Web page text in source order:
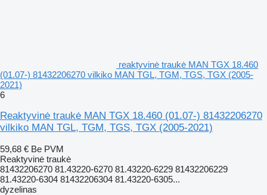
reaktyvinė traukė MAN TGX 18.460
(01.07-) 81432206270 vilkiko MAN TGL, TGM, TGS, TGX (2005-
2021)
6
Reaktyvinė traukė MAN TGX 18.460 (01.07-) 81432206270
vilkiko MAN TGL, TGM, TGS, TGX (2005-2021)
59,68 € Be PVM
Reaktyvinė traukė
81432206270 81.43220-6270 81.43220-6229 81432206229
81.43220-6304 81432206304 81.43220-6305...
dyzelinas